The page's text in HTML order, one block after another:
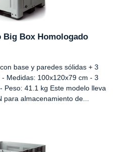
Big Box Homologado
base y paredes sólidas + 3
Medidas: 100x120x79 cm - 3
Peso: 41.1 kg Este modelo lleva
almacenamiento de...